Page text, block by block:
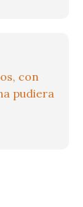
con
pudiera